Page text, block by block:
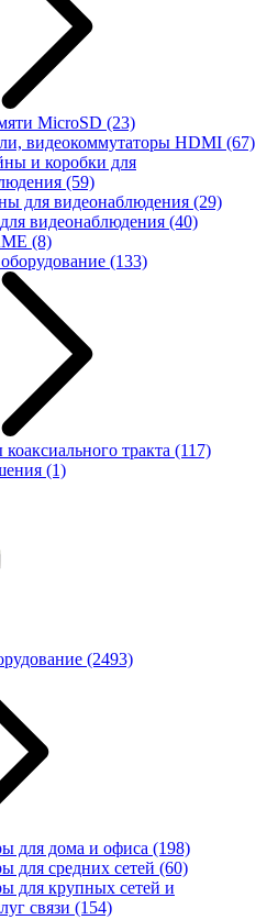
MicroSD (23)
видеокоммутаторы HDMI (67)
и коробки для
(59)
для видеонаблюдения (29)
видеонаблюдения (40)
(8)
(133)
тракта (117)
(1)
(2493)
для дома и офиса (198)
для средних сетей (60)
для крупных сетей и
связи (154)